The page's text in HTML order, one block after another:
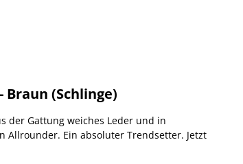
(Schlinge)
der Gattung weiches Leder und in
Allrounder. Ein absoluter Trendsetter. Jetzt